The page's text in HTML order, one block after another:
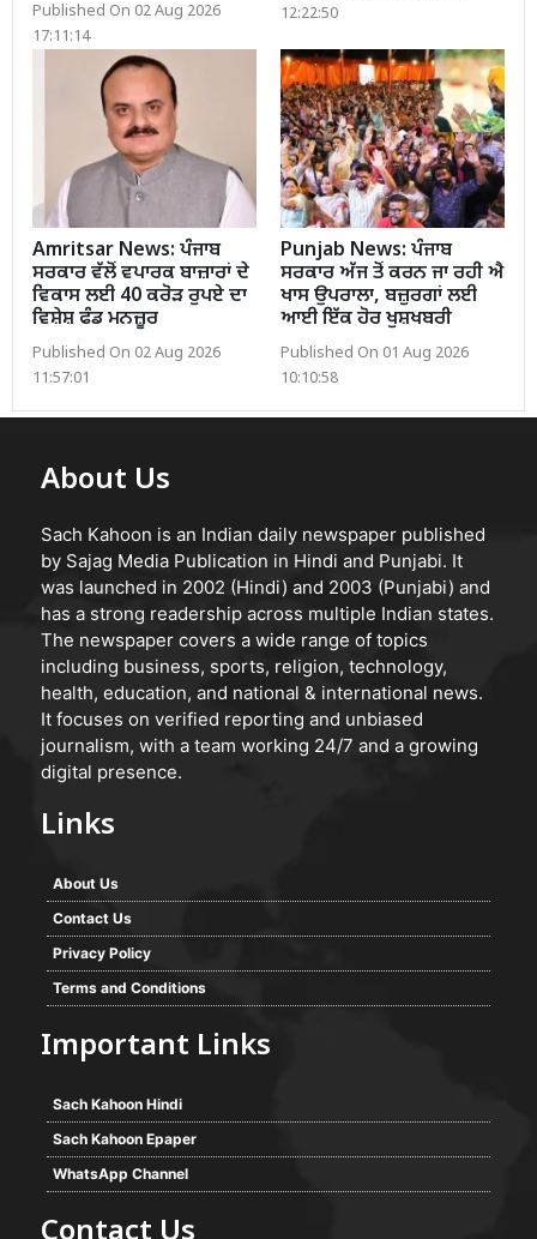
Published On 02 Aug 2026
17:11:14
12:22:50
Amritsar News: ਪੰਜਾਬ
ਸਰਕਾਰ ਵੱਲੋਂ ਵਪਾਰਕ ਬਾਜ਼ਾਰਾਂ ਦੇ
ਵਿਕਾਸ ਲਈ 40 ਕਰੋੜ ਰੁਪਏ ਦਾ
ਵਿਸ਼ੇਸ਼ ਫੰਡ ਮਨਜ਼ੂਰ
Published On 02 Aug 2026
11:57:01
Punjab News: ਪੰਜਾਬ
ਸਰਕਾਰ ਅੱਜ ਤੋਂ ਕਰਨ ਜਾ ਰਹੀ ਐ
ਖਾਸ ਉਪਰਾਲਾ, ਬਜ਼ੁਰਗਾਂ ਲਈ
ਆਈ ਇੱਕ ਹੋਰ ਖੁਸ਼ਖਬਰੀ
Published On 01 Aug 2026
10:10:58
About Us
Sach Kahoon is an Indian daily newspaper published
by Sajag Media Publication in Hindi and Punjabi. It
was launched in 2002 (Hindi) and 2003 (Punjabi) and
has a strong readership across multiple Indian states.
The newspaper covers a wide range of topics
including business, sports, religion, technology,
health, education, and national & international news.
It focuses on verified reporting and unbiased
journalism, with a team working 24/7 and a growing
digital presence.
Links
About Us
Contact Us
Privacy Policy
Terms and Conditions
Important Links
Sach Kahoon Hindi
Sach Kahoon Epaper
WhatsApp Channel